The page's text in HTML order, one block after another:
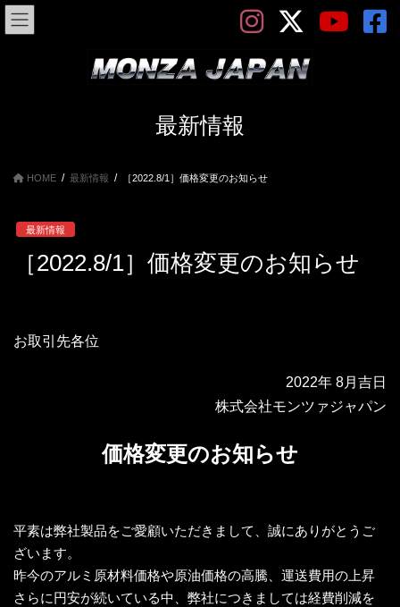
コ
ン
ナ
ビ
最新情報
HOME 最新情報 ［2022.8/1］価格変更のお知らせ
最新情報
［2022.8/1］価格変更のお知らせ
お取引先各位
2022年 8月吉日
株式会社モンツァジャパン
価格変更のお知らせ
平素は弊社製品をご愛顧いただきまして、誠にありがとうご
ざいます。
昨今のアルミ原材料価格や原油価格の高騰、運送費用の上昇
さらに円安が続いている中、弊社につきましては経費削減を